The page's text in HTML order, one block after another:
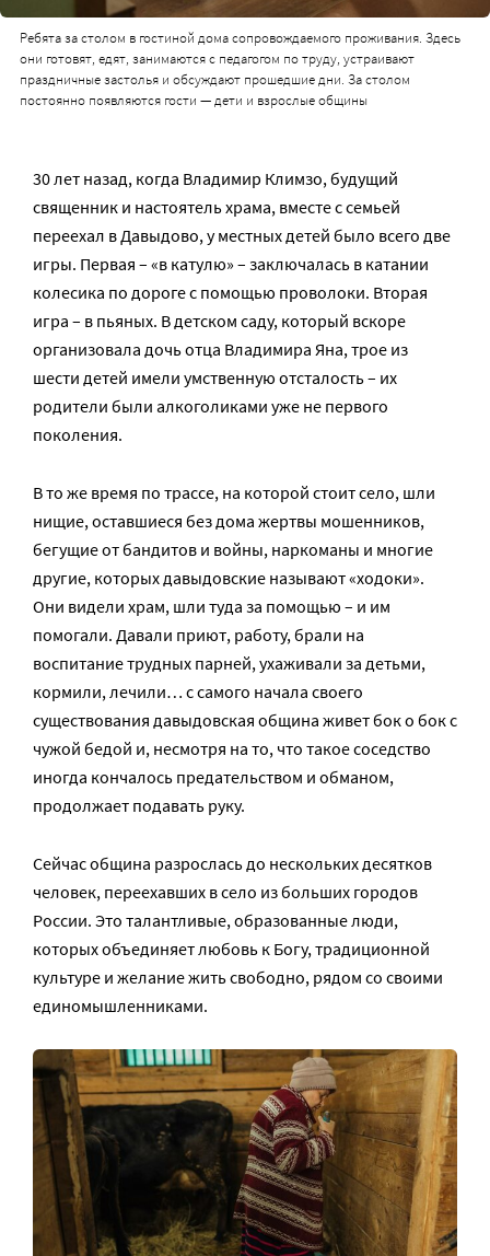
Ребята за столом в гостиной дома сопровождаемого проживания. Здесь
они готовят, едят, занимаются с педагогом по труду, устраивают
праздничные застолья и обсуждают прошедшие дни. За столом
постоянно появляются гости — дети и взрослые общины
30 лет назад, когда Владимир Климзо, будущий
священник и настоятель храма, вместе с семьей
переехал в Давыдово, у местных детей было всего две
игры. Первая – «в катулю» – заключалась в катании
колесика по дороге с помощью проволоки. Вторая
игра – в пьяных. В детском саду, который вскоре
организовала дочь отца Владимира Яна, трое из
шести детей имели умственную отсталость – их
родители были алкоголиками уже не первого
поколения.
В то же время по трассе, на которой стоит село, шли
нищие, оставшиеся без дома жертвы мошенников,
бегущие от бандитов и войны, наркоманы и многие
другие, которых давыдовские называют «ходоки».
Они видели храм, шли туда за помощью – и им
помогали. Давали приют, работу, брали на
воспитание трудных парней, ухаживали за детьми,
кормили, лечили… с самого начала своего
существования давыдовская община живет бок о бок с
чужой бедой и, несмотря на то, что такое соседство
иногда кончалось предательством и обманом,
продолжает подавать руку.
Сейчас община разрослась до нескольких десятков
человек, переехавших в село из больших городов
России. Это талантливые, образованные люди,
которых объединяет любовь к Богу, традиционной
культуре и желание жить свободно, рядом со своими
единомышленниками.